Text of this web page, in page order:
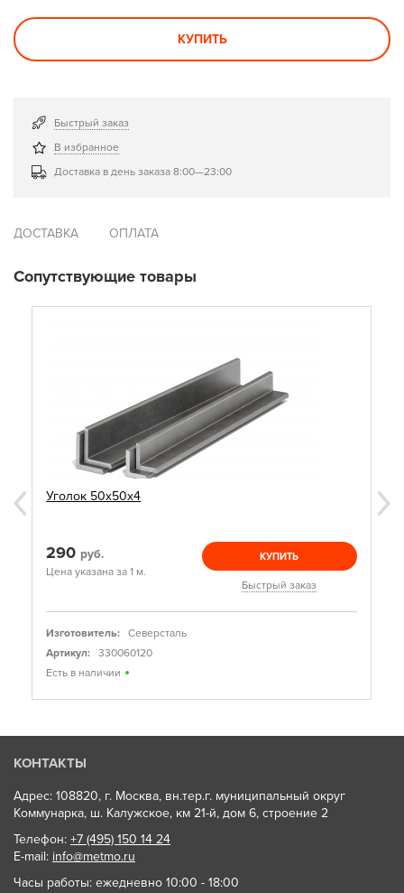
КУПИТЬ
Быстрый заказ
В избранное
Доставка в день заказа 8:00—23:00
ДОСТАВКА ОПЛАТА
Сопутствующие товары
Уголок 50х50х4
290 руб.
Цена указана за 1 м.
КУПИТЬ
Быстрый заказ
Изготовитель:
Северсталь
Артикул:
330060120
Есть в наличии
КОНТАКТЫ
Адрес: 108820, г. Москва, вн.тер.г. муниципальный округ
Коммунарка, ш. Калужское, км 21-й, дом 6, строение 2
Телефон: +7 (495) 150 14 24
E-mail: info@metmo.ru
Часы работы: ежедневно 10:00 - 18:00